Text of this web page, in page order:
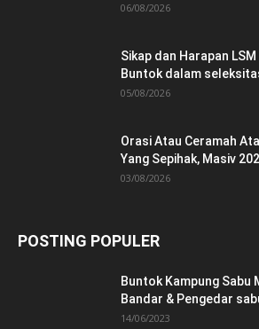
06/08/2026
Sikap dan Harapan LSM
Buntok dalam
05/08/2026
Orasi Atau Ceramah
Yang Sepihak, Masiv
03/08/2026
POSTING POPULER
Buntok Kampung Sabu
Bandar & Pengedar
14/06/2023